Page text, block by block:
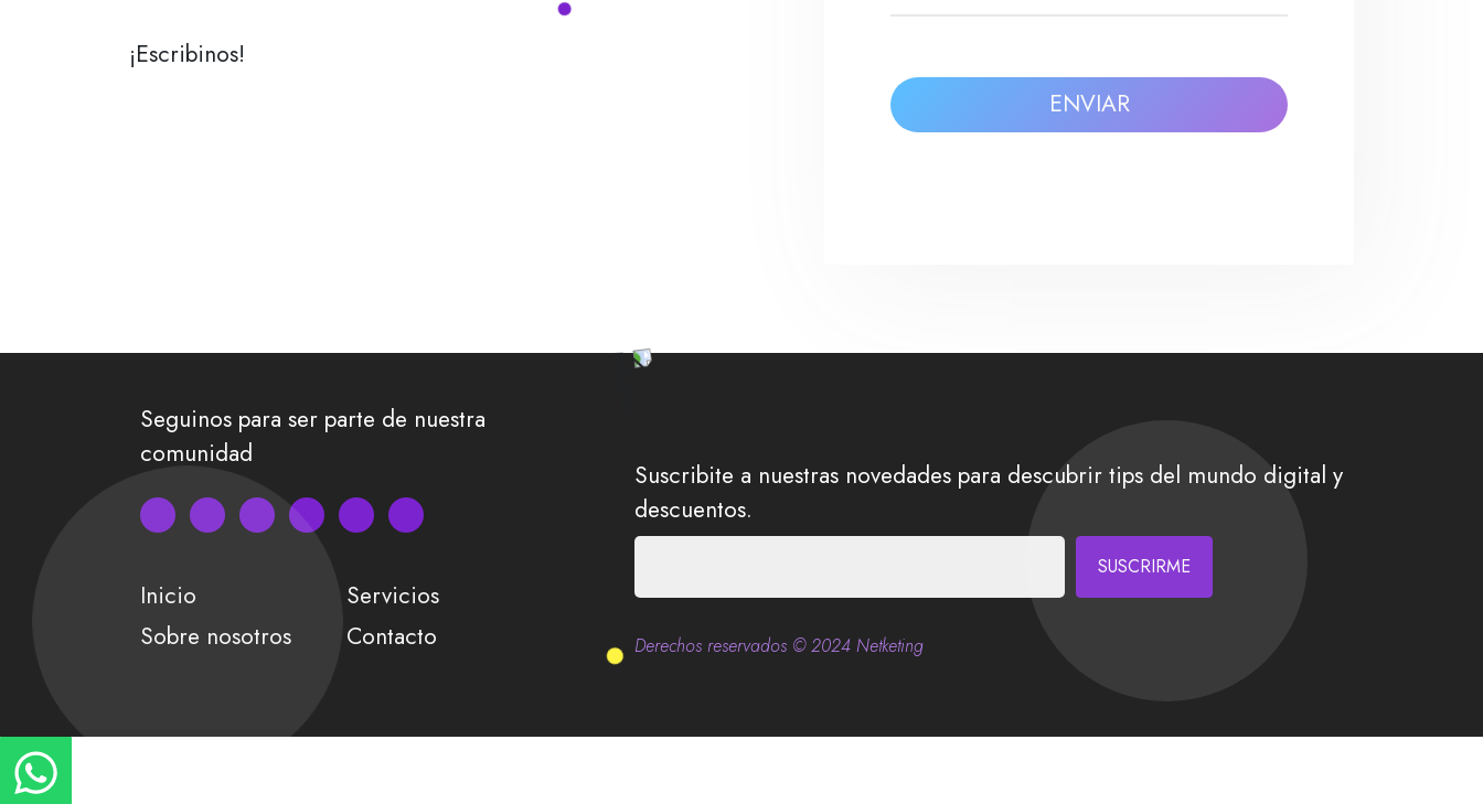
¡Escribinos!
ENVIAR
Seguinos para ser parte de nuestra
comunidad
Inicio
Sobre nosotros
Servicios
Contacto
Suscribite a nuestras novedades para descubrir tips del mundo digital y
descuentos.
SUSCRIRME
Derechos reservados © 2024 Netketing